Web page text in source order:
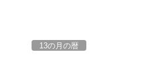
13の月の暦